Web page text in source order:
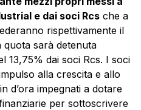
e dai soci Rcs che a
rispettivamente il
quota sarà detenuta
13,75% dai soci Rcs. I soci
alla crescita e allo
d’ora impegnati a dotare
per sottoscrivere